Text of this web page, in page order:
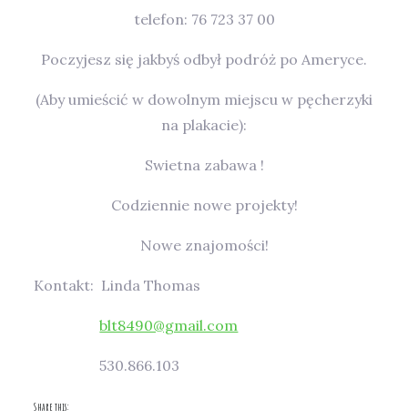
telefon: 76 723 37 00
Poczyjesz się jakbyś odbył podróż po Ameryce.
(Aby umieścić w dowolnym miejscu w pęcherzyki
na plakacie):
Swietna zabawa !
Codziennie nowe projekty!
Nowe znajomości!
Kontakt: Linda Thomas
blt8490@gmail.com
530.866.103
Share this: